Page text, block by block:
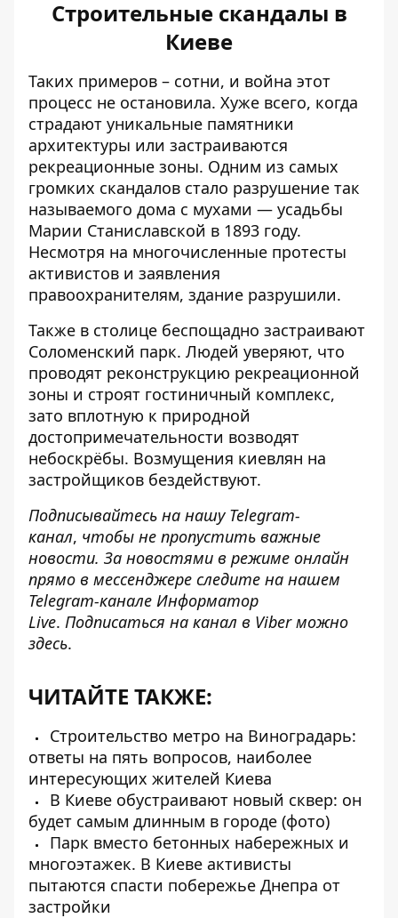
Строительные скандалы в
Киеве
Таких примеров – сотни, и война этот
процесс не остановила. Хуже всего, когда
страдают уникальные памятники
архитектуры или застраиваются
рекреационные зоны. Одним из самых
громких скандалов стало разрушение так
называемого дома с мухами — усадьбы
Марии Станиславской в ​​1893 году.
Несмотря на многочисленные протесты
активистов и заявления
правоохранителям, здание разрушили.
Также в столице беспощадно застраивают
Соломенский парк. Людей уверяют, что
проводят реконструкцию рекреационной
зоны и строят гостиничный комплекс,
зато вплотную к природной
достопримечательности возводят
небоскрёбы. Возмущения киевлян на
застройщиков бездействуют.
Подписывайтесь на нашу Telegram-
канал, чтобы не пропустить важные
новости. За новостями в режиме онлайн
прямо в мессенджере следите на нашем
Telegram-канале Информатор
Live. Подписаться на канал в Viber можно
здесь.
ЧИТАЙТЕ ТАКЖЕ:
Строительство метро на Виноградарь:
ответы на пять вопросов, наиболее
интересующих жителей Киева
В Киеве обустраивают новый сквер: он
будет самым длинным в городе (фото)
Парк вместо бетонных набережных и
многоэтажек. В Киеве активисты
пытаются спасти побережье Днепра от
застройки